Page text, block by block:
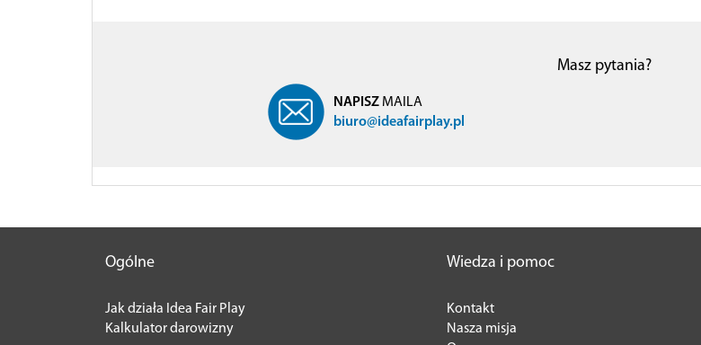
Masz pytania?
NAPISZMAILA
biuro@ideafairplay.pl
Ogólne
Jak działa Idea Fair Play
Kalkulator darowizny
Wiedza i pomoc
Kontakt
Nasza misja